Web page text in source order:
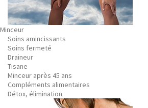
Minceur
Soins amincissants
Soins fermeté
Draineur
Tisane
Minceur après 45 ans
Compléments alimentaires
Détox, élimination